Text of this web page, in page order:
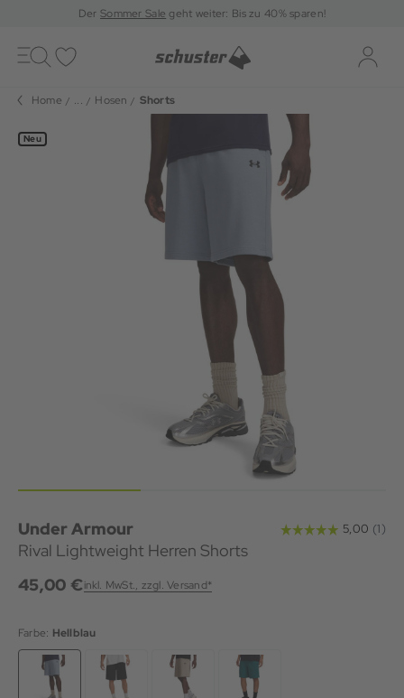
DerSommer Sale geht weiter: Bis zu 40% sparen!
Toggle
navigation
Neu
Home ... Hosen Shorts
Under Armour
Rival Lightweight Herren Shorts
45,00 €inkl. MwSt., zzgl. Versand*
Farbe: Hellblau